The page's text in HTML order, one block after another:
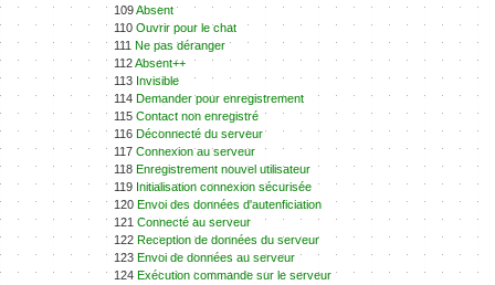
109Absent
110 Ouvrir pour le chat
111 Ne pas déranger
112Absent++
113 Invisible
114 Demander pour enregistrement
115 Contact non enregistré
116 Déconnecté du serveur
117 Connexion au serveur
118 Enregistrement nouvel utilisateur
119 Initialisation connexion sécurisée
120 Envoi des données d'autenficiation
121 Connecté au serveur
122 Reception de données du serveur
123 Envoi de données au serveur
124 Exécution commande sur le serveur